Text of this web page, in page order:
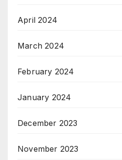
April 2024
March 2024
February 2024
January 2024
December 2023
November 2023